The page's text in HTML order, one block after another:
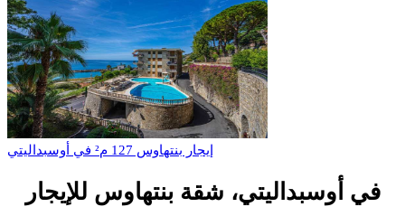
إيجار بنتهاوس 127 م² في أوسبداليتي
في أوسبداليتي، شقة بنتهاوس للإيجار